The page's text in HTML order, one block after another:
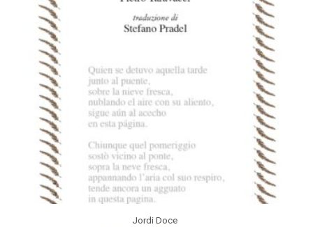
Jordi Doce